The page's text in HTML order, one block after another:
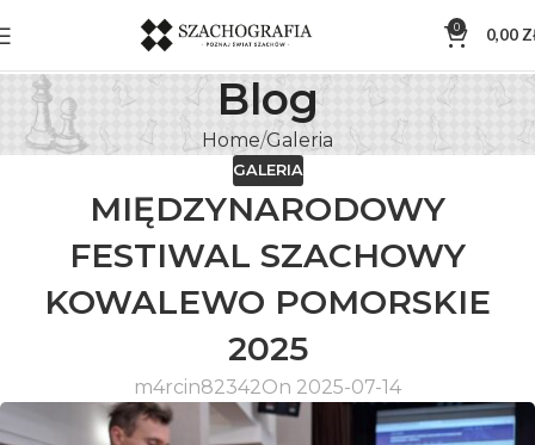
0 0,00
Blog
Home Galeria
GALERIA
MIĘDZYNARODOWY
FESTIWAL SZACHOWY
KOWALEWO POMORSKIE
2025
m4rcin82342On 2025-07-14